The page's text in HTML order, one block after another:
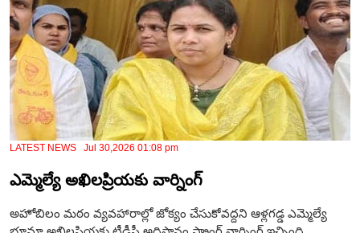
LATEST NEWS Jul 30,2026 01:08 pm
ఎమ్మెల్యే అఖిలప్రియకు వార్నింగ్
అహోబిలం మఠం వ్యవహారాల్లో జోక్యం చేసుకోవద్దని ఆళ్లగడ్డ ఎమ్మెల్యే